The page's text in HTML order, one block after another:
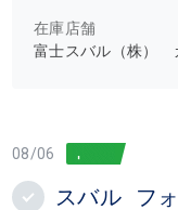
在庫店舗
富士スバル（株）
08/06
スバル フ